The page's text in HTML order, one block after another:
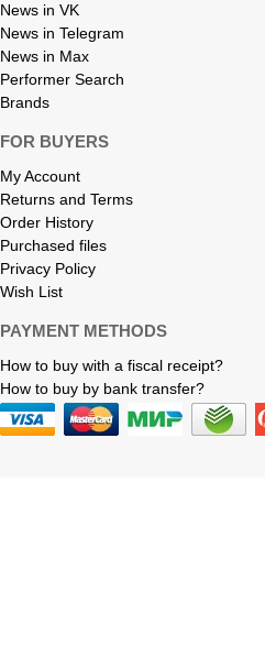
News in VK
News in Telegram
News in Max
Performer Search
Brands
FOR BUYERS
My Account
Returns and Terms
Order History
Purchased files
Privacy Policy
Wish List
PAYMENT METHODS
How to buy with a fiscal receipt?
How to buy by bank transfer?